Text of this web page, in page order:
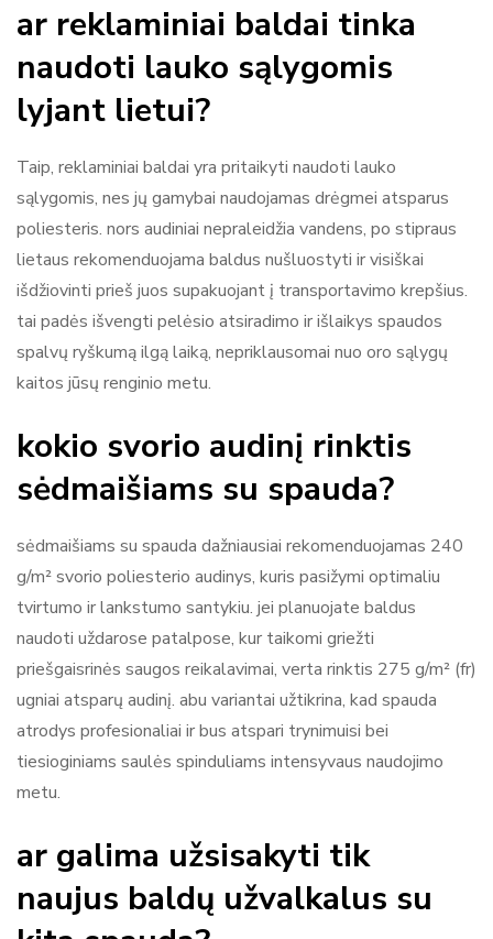
ar reklaminiai baldai tinka
naudoti lauko sąlygomis
lyjant lietui?
Taip, reklaminiai baldai yra pritaikyti naudoti lauko
sąlygomis, nes jų gamybai naudojamas drėgmei atsparus
poliesteris. nors audiniai nepraleidžia vandens, po stipraus
lietaus rekomenduojama baldus nušluostyti ir visiškai
išdžiovinti prieš juos supakuojant į transportavimo krepšius.
tai padės išvengti pelėsio atsiradimo ir išlaikys spaudos
spalvų ryškumą ilgą laiką, nepriklausomai nuo oro sąlygų
kaitos jūsų renginio metu.
kokio svorio audinį rinktis
sėdmaišiams su spauda?
sėdmaišiams su spauda dažniausiai rekomenduojamas 240
g/m² svorio poliesterio audinys, kuris pasižymi optimaliu
tvirtumo ir lankstumo santykiu. jei planuojate baldus
naudoti uždarose patalpose, kur taikomi griežti
priešgaisrinės saugos reikalavimai, verta rinktis 275 g/m² (fr)
ugniai atsparų audinį. abu variantai užtikrina, kad spauda
atrodys profesionaliai ir bus atspari trynimuisi bei
tiesioginiams saulės spinduliams intensyvaus naudojimo
metu.
ar galima užsisakyti tik
naujus baldų užvalkalus su